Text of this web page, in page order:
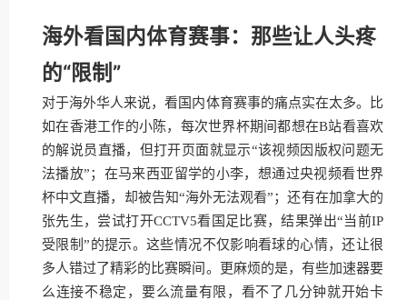
海外看国内体育赛事：那些让人头疼
的“限制”
对于海外华人来说，看国内体育赛事的痛点实在太多。比
如在香港工作的小陈，每次世界杯期间都想在B站看喜欢
的解说员直播，但打开页面就显示“该视频因版权问题无
法播放”；在马来西亚留学的小李，想通过央视频看世界
杯中文直播，却被告知“海外无法观看”；还有在加拿大的
张先生，尝试打开CCTV5看国足比赛，结果弹出“当前IP
受限制”的提示。这些情况不仅影响看球的心情，还让很
多人错过了精彩的比赛瞬间。更麻烦的是，有些加速器要
么连接不稳定，要么流量有限，看不了几分钟就开始卡